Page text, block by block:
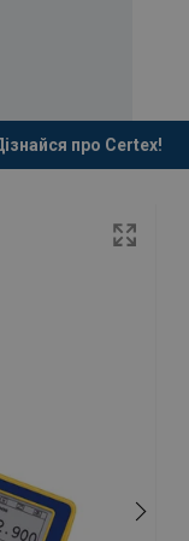
про Certex!